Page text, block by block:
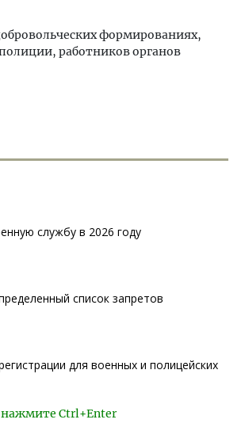
формированиях,
работников органов
службу в 2026 году
список запретов
для военных и полицейских
Ctrl+Enter